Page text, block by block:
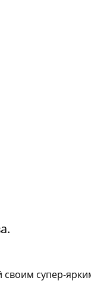
своим супер-